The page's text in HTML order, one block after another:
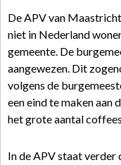
De APV van
niet in Nederland
gemeente. De
aangewezen. Dit
volgens de
een eind te maken
het grote aantal
In de APV staat